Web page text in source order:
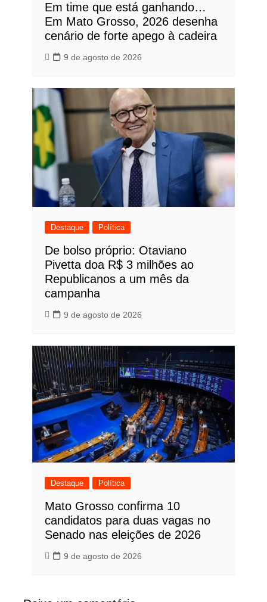
Em time que está ganhando…
Em Mato Grosso, 2026 desenha
cenário de forte apego à cadeira
9 de agosto de 2026
Destaque Política
De bolso próprio: Otaviano
Pivetta doa R$ 3 milhões ao
Republicanos a um mês da
campanha
9 de agosto de 2026
Destaque Política
Mato Grosso confirma 10
candidatos para duas vagas no
Senado nas eleições de 2026
9 de agosto de 2026